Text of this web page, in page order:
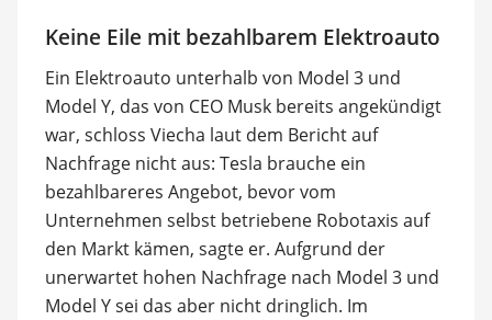
Keine Eile mit bezahlbarem Elektroauto
Ein Elektroauto unterhalb von Model 3 und
Model Y, das von CEO Musk bereits angekündigt
war, schloss Viecha laut dem Bericht auf
Nachfrage nicht aus: Tesla brauche ein
bezahlbareres Angebot, bevor vom
Unternehmen selbst betriebene Robotaxis auf
den Markt kämen, sagte er. Aufgrund der
unerwartet hohen Nachfrage nach Model 3 und
Model Y sei das aber nicht dringlich. Im